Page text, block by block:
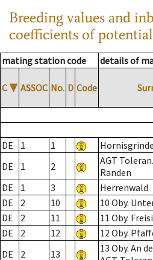
Breeding values and
coefficients of
mating station code details of
C ▼ ASSOC No. D Code
DE 1 1 Hornisgrinde
DE
1 2
AGT
Randen
DE
1 3 Herrenwald
DE
2 10 10 Oby.
DE
2 11 11 Oby.
DE
2 12 12 Oby.
DE
2 13
13 Oby. An